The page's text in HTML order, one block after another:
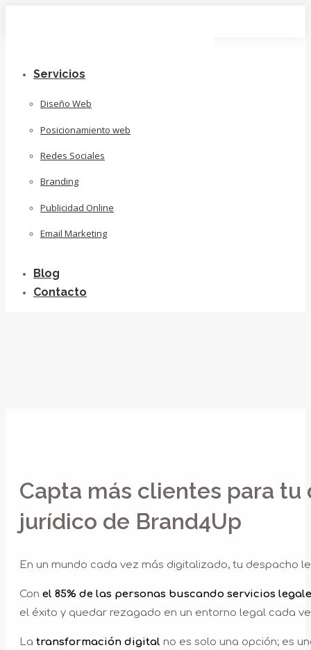
Servicios
Diseño Web
Posicionamiento web
Redes Sociales
Branding
Publicidad Online
Email Marketing
Blog
Contacto
Capta más clientes para
jurídico de Brand4Up
En un mundo cada vez más digitalizado, tu despacho
Con el 85% de las personas buscando servicios
el éxito y quedar rezagado en un entorno legal cada
La transformación digital no es solo una opción; es